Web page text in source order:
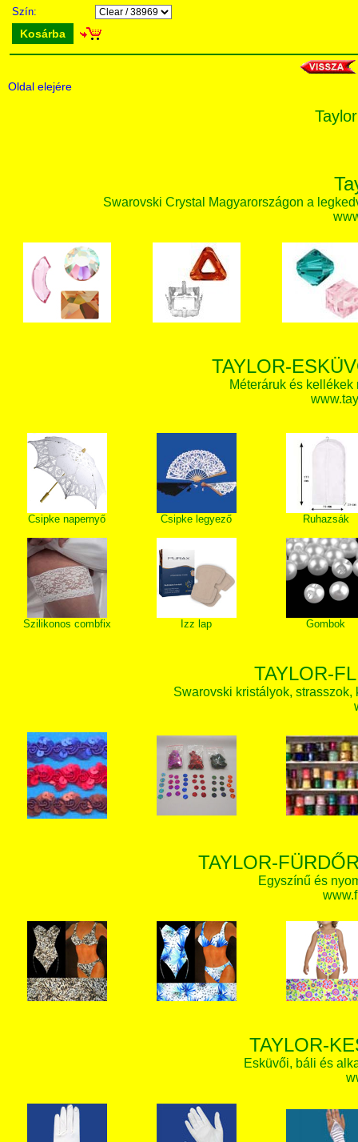
Szín:
Kosárba
Oldal elejére
Swarovski Crystal Magyarországon a
TAYLOR-
Méteráruk és
Csipke napernyő Csipke legyező Ruhazsák
Szilikonos combfix Izz lap Gombok
TAYLOR-
Swarovski kristályok,
TAYLOR-
Egyszínű és
TAYLOR-
Esküvői, báli és